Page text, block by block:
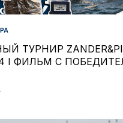
ТУРНИР
I ФИЛЬМ С